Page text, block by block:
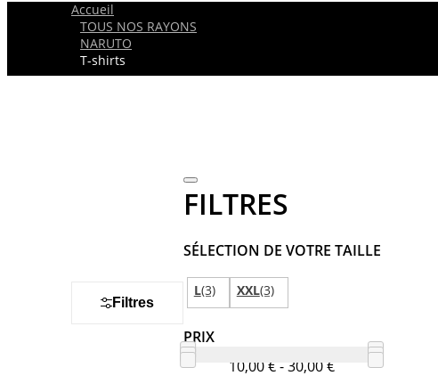
Accueil
TOUS NOS RAYONS
NARUTO
T-shirts
Filtres
FILTRES
SÉLECTION DE VOTRE TAILLE
L(3) XXL(3)
PRIX
10,00 € - 30,00 €